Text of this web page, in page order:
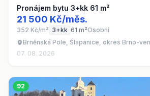
Pronájem bytu 3+kk 61 m²
21 500 Kč/měs.
352 Kč/m² 3+kk 61 m²Osobní
Brněnská Pole, Šlapanice, okres Brno-
07. 08. 2026
92